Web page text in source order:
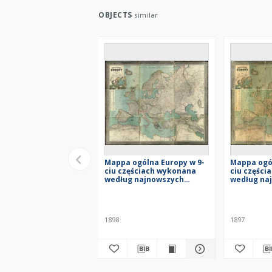
OBJECTS similar
Mappa ogólna Europy w 9-
ciu częściach wykonana
według najnowszych
1898
Mappa
ciu
według
1897